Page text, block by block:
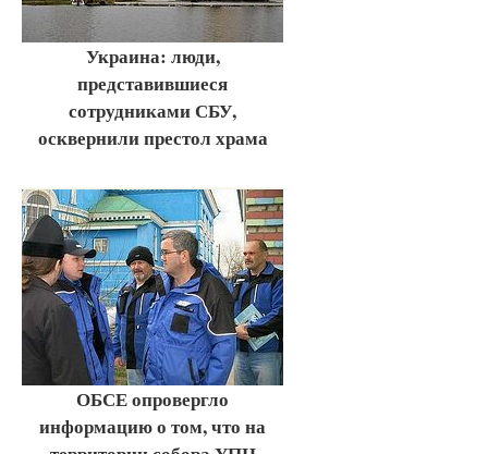
Украина: люди,
представившиеся
сотрудниками СБУ,
осквернили престол храма
ОБСЕ опровергло
информацию о том, что на